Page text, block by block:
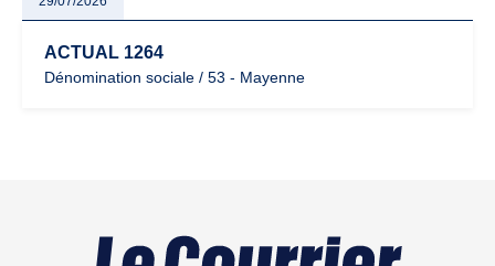
ACTUAL 1264
Dénomination sociale / 53 - Mayenne